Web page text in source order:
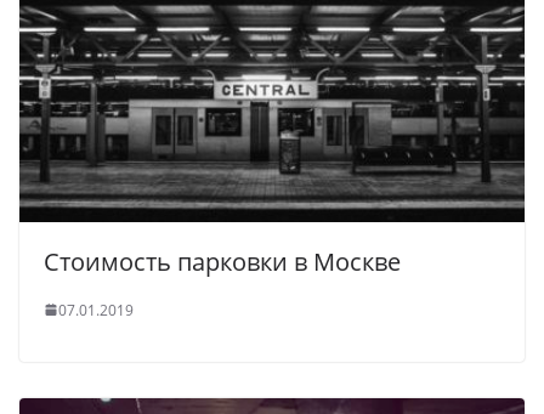
Стоимость парковки в Москве
07.01.2019